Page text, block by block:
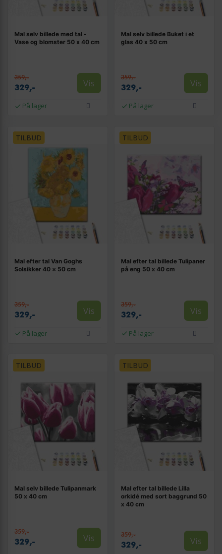
Mal selv billede med tal -
Vase og blomster 50 x 40 cm
359,-
329,- Vis
På lager
Mal selv billede Buket i et
glas 40 x 50 cm
359,-
329,- Vis
På lager
TILBUD
Mal efter tal Van Goghs
Solsikker 40 × 50 cm
359,-
329,- Vis
På lager
TILBUD
Mal efter tal billede Tulipaner
på eng 50 x 40 cm
359,-
329,- Vis
På lager
TILBUD
Mal selv billede Tulipanmark
50 x 40 cm
359,-
329,- Vis
TILBUD
Mal efter tal billede Lilla
orkidé med sort baggrund 50
x 40 cm
359,-
329,- Vis